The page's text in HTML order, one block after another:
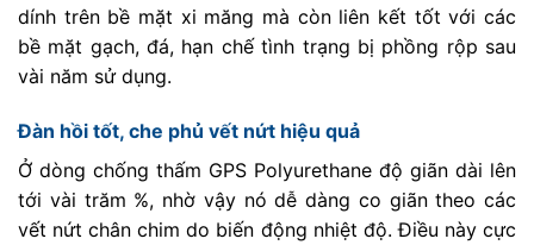
dính trên bề mặt xi măng mà còn liên kết tốt với các
bề mặt gạch, đá, hạn chế tình trạng bị phồng rộp sau
vài năm sử dụng.
Đàn hồi tốt, che phủ vết nứt hiệu quả
Ở dòng chống thấm GPS Polyurethane độ giãn dài lên
tới vài trăm %, nhờ vậy nó dễ dàng co giãn theo các
vết nứt chân chim do biến động nhiệt độ. Điều này cực